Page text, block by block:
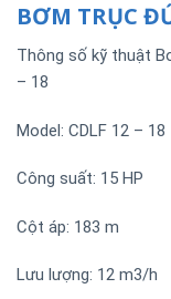
BƠM TRỤC
Thông số kỹ thuật
– 18
Model: CDLF 12 – 18
Công suất: 15 HP
Cột áp: 183 m
Lưu lượng: 12 m3/h